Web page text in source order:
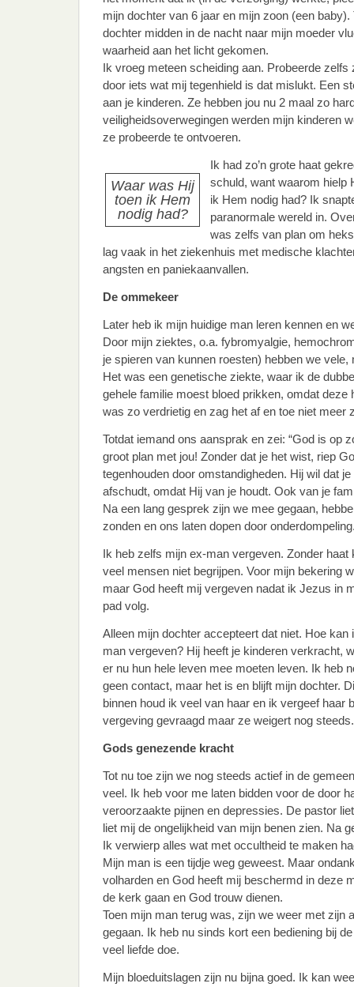
mijn dochter van 6 jaar en mijn zoon (een
dochter midden in de nacht naar mijn moeder
waarheid aan het licht gekomen.
Ik vroeg meteen scheiding aan. Probeerde zelfs
door iets wat mij tegenhield is dat mislukt. Een
aan je kinderen. Ze hebben jou nu 2 maal zo
veiligheidsoverwegingen werden mijn kinderen
ze probeerde te ontvoeren.
Waar was Hij
toen ik Hem
nodig had?
Ik had zo’n grote haat
schuld, want waarom hielp
ik Hem nodig had? Ik
paranormale wereld in.
was zelfs van plan om
lag vaak in het ziekenhuis met medische
angsten en paniekaanvallen.
De ommekeer
Later heb ik mijn huidige man leren kennen en
Door mijn ziektes, o.a. fybromyalgie,
je spieren van kunnen roesten) hebben we vele,
Het was een genetische ziekte, waar ik de
gehele familie moest bloed prikken, omdat deze
was zo verdrietig en zag het af en toe niet meer
Totdat iemand ons aansprak en zei: “God is op
groot plan met jou! Zonder dat je het wist, riep
tegenhouden door omstandigheden. Hij wil dat
afschudt, omdat Hij van je houdt. Ook van je
Na een lang gesprek zijn we mee gegaan,
zonden en ons laten dopen door
Ik heb zelfs mijn ex-man vergeven. Zonder
veel mensen niet begrijpen. Voor mijn bekering
maar God heeft mij vergeven nadat ik Jezus in
pad volg.
Alleen mijn dochter accepteert dat niet. Hoe kan
man vergeven? Hij heeft je kinderen verkracht,
er nu hun hele leven mee moeten leven. Ik heb
geen contact, maar het is en blijft mijn dochter.
binnen houd ik veel van haar en ik vergeef haar
vergeving gevraagd maar ze weigert nog steeds.
Gods genezende kracht
Tot nu toe zijn we nog steeds actief in de
veel. Ik heb voor me laten bidden voor de door
veroorzaakte pijnen en depressies. De pastor
liet mij de ongelijkheid van mijn benen zien. Na
Ik verwierp alles wat met occultheid te maken
Mijn man is een tijdje weg geweest. Maar
volharden en God heeft mij beschermd in deze
de kerk gaan en God trouw dienen.
Toen mijn man terug was, zijn we weer met zijn
gegaan. Ik heb nu sinds kort een bediening bij
veel liefde doe.
Mijn bloeduitslagen zijn nu bijna goed. Ik kan